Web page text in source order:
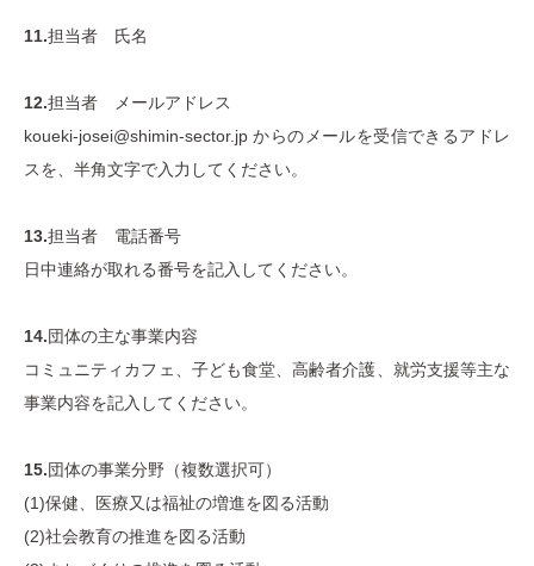
11.担当者 氏名
12.担当者 メールアドレス
koueki-josei@shimin-sector.jp からのメールを受信できるアドレ
スを、半角文字で入力してください。
13.担当者 電話番号
日中連絡が取れる番号を記入してください。
14.団体の主な事業内容
コミュニティカフェ、子ども食堂、高齢者介護、就労支援等主な
事業内容を記入してください。
15.団体の事業分野（複数選択可）
(1)保健、医療又は福祉の増進を図る活動
(2)社会教育の推進を図る活動